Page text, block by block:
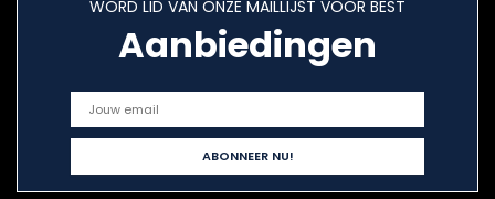
WORD LID VAN ONZE MAILLIJST VOOR BEST
Aanbiedingen